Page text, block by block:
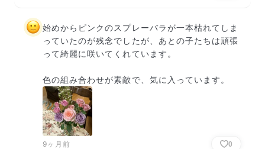
始めからピンクのスプレーバラが一本枯れてしま
っていたのが残念でしたが、あとの子たちは頑張
って綺麗に咲いてくれています。
色の組み合わせが素敵で、気に入っています。
9ヶ月前 0